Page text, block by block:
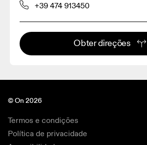
+39 474 913450
Obter direções
© On 2026
Termos e condições
Política de privacidade